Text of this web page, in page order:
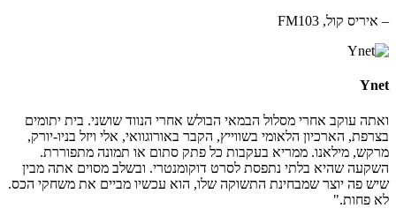
– איריס קול, FM103
Ynet
ואתה עוקב אחרי מסלול הבמאי הבולש אחרי הנווד שושני. בית יתומים
בצרפת, הארכיון הלאומי בשווייץ, הקבר באורוגוואי, אלי ויזל בניו-יורק,
מרקש, מילאנו. ממריא בעקבות כל פתק סתום או תמונה מתפוררת.
השקעה שהיא בלתי נתפסת לסרט דוקומנטרי. ובשלב מסוים אתה מבין
שיש פה יוצר שמבחינת התשוקה שלו, הוא עכשיו מביים את משחקי הכס.
לא פחות."